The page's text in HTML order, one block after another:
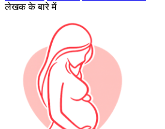
लेखक के बारे में